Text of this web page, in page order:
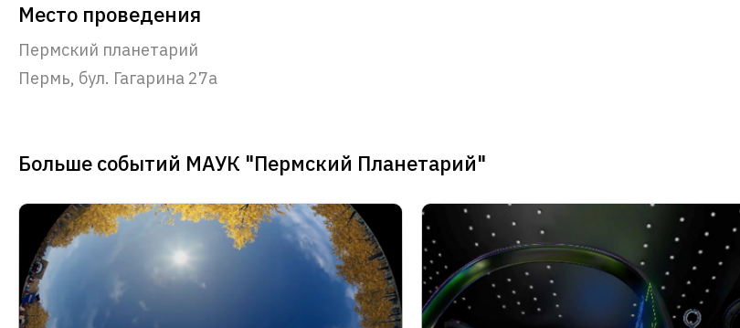
Место проведения
Пермский планетарий
Пермь, бул. Гагарина 27а
Больше событий МАУК "Пермский Планетарий"